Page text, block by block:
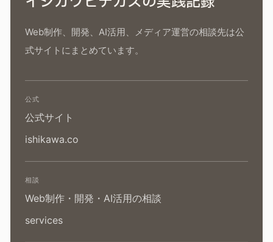
Web制作、開発、AI活用、メディア運営の相談先は公
式サイトにまとめています。
公式
公式サイト
ishikawa.co
相談
Web制作・開発・AI活用の相談
services